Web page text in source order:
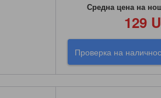
Средна цена на
129
Проверка на